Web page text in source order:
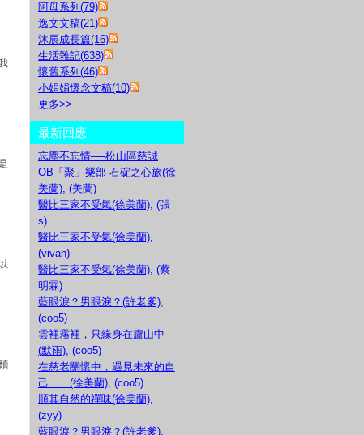
阿母系列(79)
逸文文稿(21)
沐辰成長篇(16)
生活雜記(638)
懷舊系列(46)
小娟娟懷念文稿(10)
更多>>
最新回應
忘塵不忘情──松山區慈誠
OB「聚」樂部 石碇之心旅(徐
美蘭), (美蘭)
醫比三家不受氣(徐美蘭), (張
s)
醫比三家不受氣(徐美蘭),
(vivan)
醫比三家不受氣(徐美蘭), (蔡
明霖)
藍眼淚？男眼淚？(許老爹),
(coo5)
雲裡霧裡，只緣身在廬山中
(默雨), (coo5)
在慈老關懷中，遇見未來的自
己……(徐美蘭), (coo5)
順其自然的禪味(徐美蘭),
(zyy)
藍眼淚？男眼淚？(許老爹),